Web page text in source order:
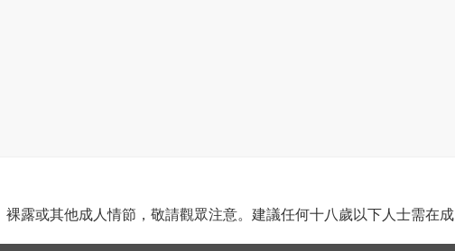
露或其他成人情節，敬請觀眾注意。建議任何十八歲以下人士需在成